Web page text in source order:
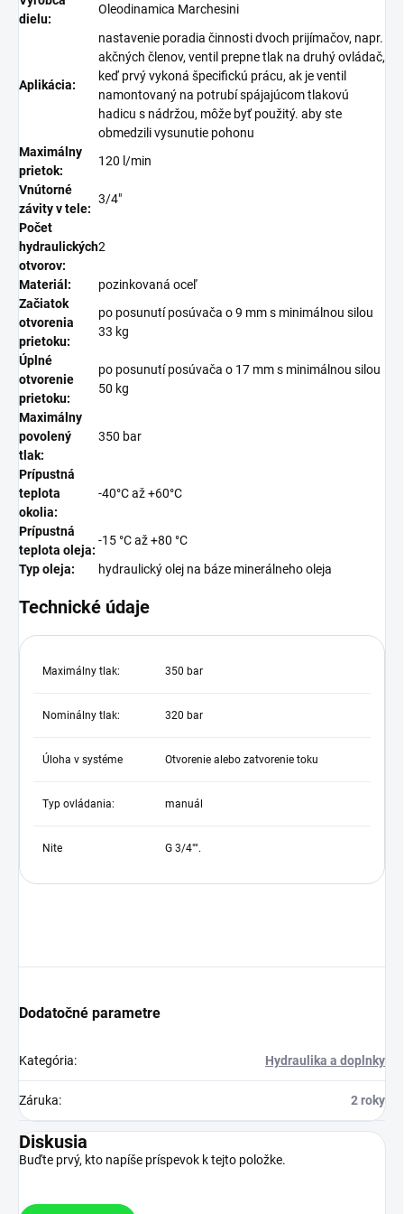
dielu:
Oleodinamica Marchesini
Aplikácia:
nastavenie poradia činnosti dvoch prijímačov, napr.
akčných členov, ventil prepne tlak na druhý ovládač,
keď prvý vykoná špecifickú prácu, ak je ventil
namontovaný na potrubí spájajúcom tlakovú
hadicu s nádržou, môže byť použitý. aby ste
obmedzili vysunutie pohonu
Maximálny
prietok:
120 l/min
Vnútorné
závity v tele:
3/4"
Počet
hydraulických
otvorov:
2
Materiál:
pozinkovaná oceľ
Začiatok
otvorenia
prietoku:
po posunutí posúvača o 9 mm s minimálnou silou
33 kg
Úplné
otvorenie
prietoku:
po posunutí posúvača o 17 mm s minimálnou silou
50 kg
Maximálny
povolený
tlak:
350 bar
Prípustná
teplota
okolia:
-40°C až +60°C
Prípustná
teplota oleja:
-15 °C až +80 °C
Typ oleja:
hydraulický olej na báze minerálneho oleja
Technické údaje
Maximálny tlak: 350 bar
Nominálny tlak: 320 bar
Úloha v systéme Otvorenie alebo zatvorenie toku
Typ ovládania: manuál
Nite G 3/4"".
Dodatočné parametre
Kategória: Hydraulika a doplnky
Záruka: 2 roky
Diskusia
Buďte prvý, kto napíše príspevok k tejto položke.